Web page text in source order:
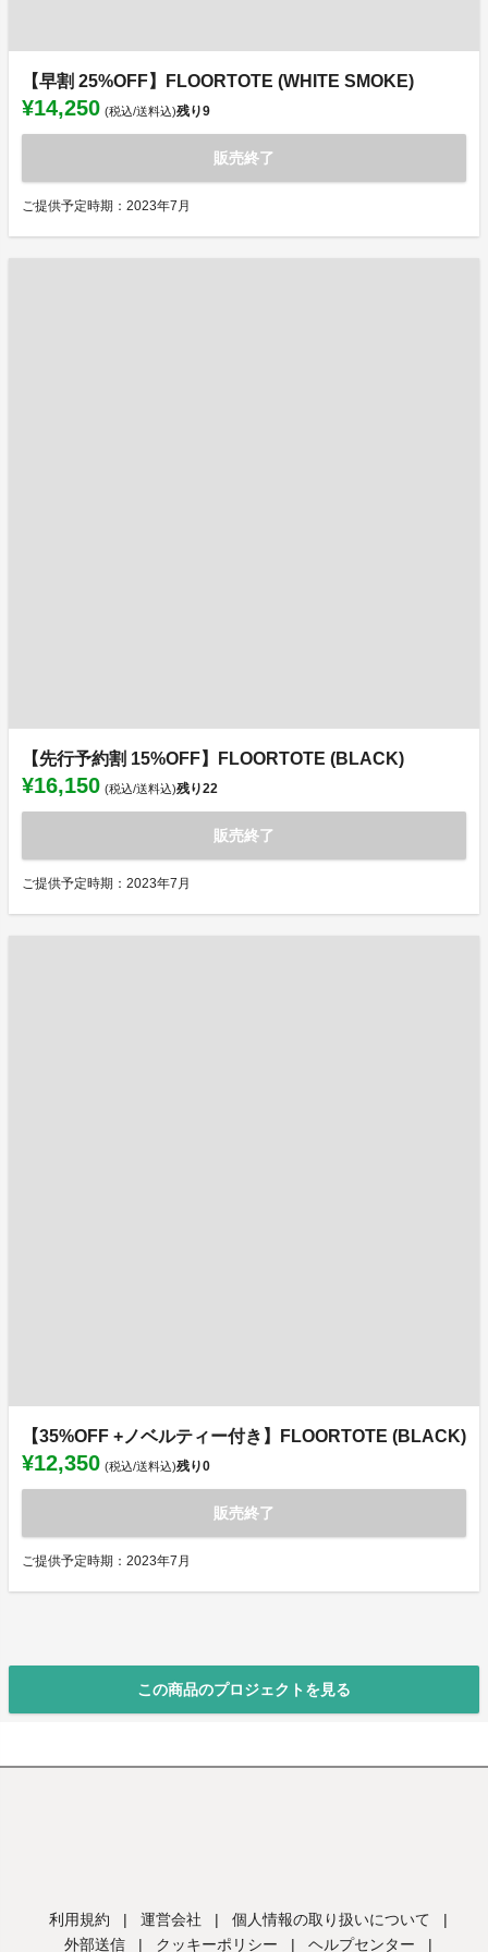
【早割 25%OFF】FLOORTOTE (WHITE SMOKE)
¥14,250 (税込/送料込)残り9
販売終了
ご提供予定時期：2023年7月
【先行予約割 15%OFF】FLOORTOTE (BLACK)
¥16,150 (税込/送料込)残り22
販売終了
ご提供予定時期：2023年7月
【35%OFF +ノベルティー付き】FLOORTOTE (BLACK)
¥12,350 (税込/送料込)残り0
販売終了
ご提供予定時期：2023年7月
この商品のプロジェクトを見る
利用規約 | 運営会社 | 個人情報の取り扱いについて
|
外部送信
| クッキーポリシー | ヘルプセンター |